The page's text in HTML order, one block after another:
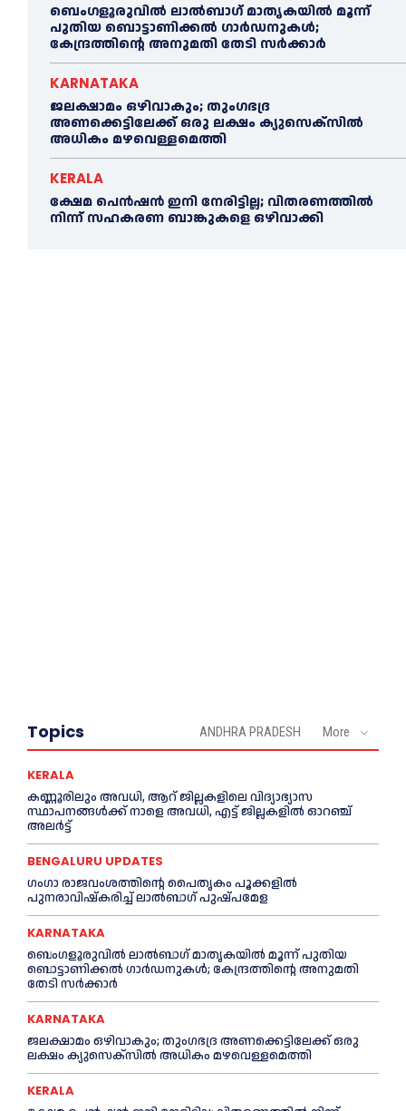
ബെംഗളൂരുവിൽ ലാൽബാഗ് മാതൃകയിൽ മൂന്ന്
പുതിയ ബൊട്ടാണിക്കൽ ഗാർഡനുകൾ;
കേന്ദ്രത്തിന്റെ അനുമതി തേടി സർക്കാർ
KARNATAKA
ജലക്ഷാമം ഒഴിവാകും; തുംഗഭദ്ര
അണക്കെട്ടിലേക്ക് ഒരു ലക്ഷം ക്യുസെക്സില്‍
അധികം മഴവെള്ളമെത്തി
KERALA
ക്ഷേമ പെൻഷൻ ഇനി നേരിട്ടില്ല; വിതരണത്തിൽ
നിന്ന് സഹകരണ ബാങ്കുകളെ ഒഴിവാക്കി
Topics ANDHRA PRADESH More
KERALA
കണ്ണൂരിലും അവധി, ആറ് ജില്ലകളിലെ വിദ്യാഭ്യാസ
സ്ഥാപനങ്ങൾക്ക് നാളെ അവധി, എട്ട് ജില്ലകളിൽ ഓറഞ്ച്
അലർട്ട്
BENGALURU UPDATES
ഗംഗാ രാജവംശത്തിന്റെ പൈതൃകം പൂക്കളിൽ
പുനരാവിഷ്‌കരിച്ച് ലാൽബാഗ് പുഷ്പമേള
KARNATAKA
ബെംഗളൂരുവിൽ ലാൽബാഗ് മാതൃകയിൽ മൂന്ന് പുതിയ
ബൊട്ടാണിക്കൽ ഗാർഡനുകൾ; കേന്ദ്രത്തിന്റെ അനുമതി
തേടി സർക്കാർ
KARNATAKA
ജലക്ഷാമം ഒഴിവാകും; തുംഗഭദ്ര അണക്കെട്ടിലേക്ക് ഒരു
ലക്ഷം ക്യുസെക്സില്‍ അധികം മഴവെള്ളമെത്തി
KERALA